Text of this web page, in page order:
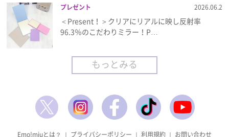
プレゼント 2026.06.2
＜Present！＞クリアにリアルに映し反射率
96.3％のこだわりミラー！P…
もっとみる
Emo!miuとは？ ｜ プライバシーポリシー ｜ 利用規約 ｜ お問い合わせ